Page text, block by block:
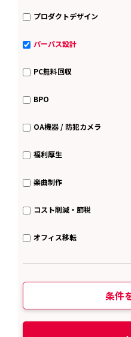
プロダクトデザイン
パーパス設計
PC無料回収
BPO
OA機器 / 防犯カメラ
福利厚生
楽曲制作
コスト削減・節税
オフィス移転
条件